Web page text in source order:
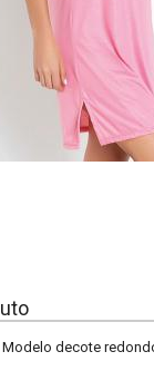
decote